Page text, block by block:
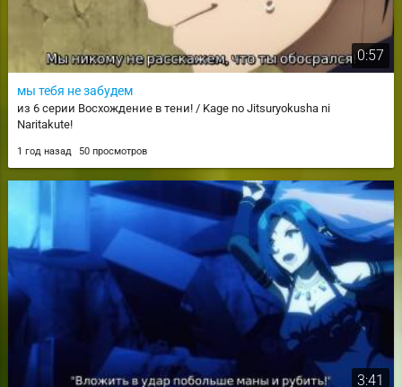
0:57
мы тебя не забудем
из 6 серии Восхождение в тени! / Kage no Jitsuryokusha ni
Naritakute!
1 год назад 50 просмотров
3:41